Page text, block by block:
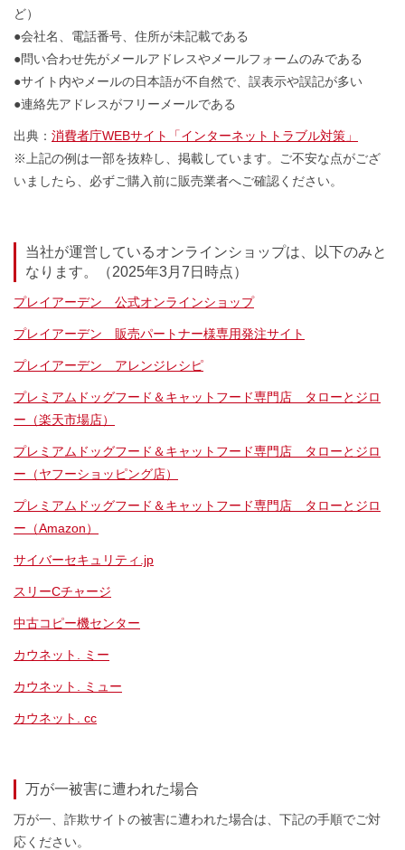
ど）
●会社名、電話番号、住所が未記載である
●問い合わせ先がメールアドレスやメールフォームのみである
●サイト内やメールの日本語が不自然で、誤表示や誤記が多い
●連絡先アドレスがフリーメールである
出典： 消費者庁WEBサイト「インターネットトラブル対策」
※上記の例は一部を抜粋し、掲載しています。ご不安な点がござ
いましたら、必ずご購入前に販売業者へご確認ください。
当社が運営しているオンラインショップは、以下のみと
なります。（2025年3月7日時点）
プレイアーデン 公式オンラインショップ
プレイアーデン 販売パートナー様専用発注サイト
プレイアーデン アレンジレシピ
プレミアムドッグフード＆キャットフード専門店 タローとジロ
ー（楽天市場店）
プレミアムドッグフード＆キャットフード専門店 タローとジロ
ー（ヤフーショッピング店）
プレミアムドッグフード＆キャットフード専門店 タローとジロ
ー（Amazon）
サイバーセキュリティ.jp
スリーCチャージ
中古コピー機センター
カウネット. ミー
カウネット. ミュー
カウネット. cc
万が一被害に遭われた場合
万が一、詐欺サイトの被害に遭われた場合は、下記の手順でご対
応ください。